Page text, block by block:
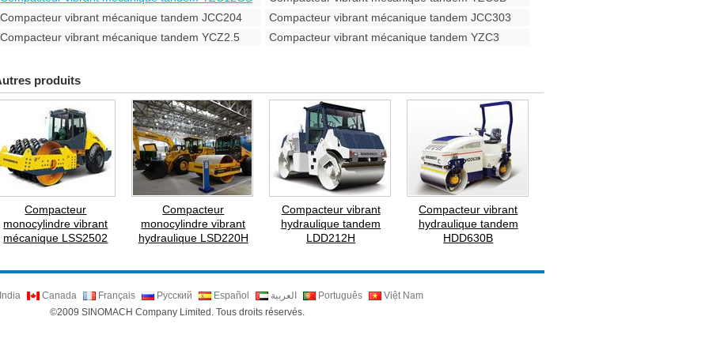
Compacteur vibrant mécanique tandem JCC204
Compacteur vibrant mécanique tandem JCC303
Compacteur vibrant mécanique tandem YCZ2.5
Compacteur vibrant mécanique tandem YZC3
produits
Compacteur
monocylindre vibrant
mécanique LSS2502
Compacteur
monocylindre vibrant
hydraulique LSD220H
Compacteur vibrant
hydraulique tandem
LDD212H
Compacteur vibrant
hydraulique tandem
HDD630B
Canada Français Русский Español العربية Português
Việt Nam
©2009 SINOMACH Company Limited. Tous droits réservés.